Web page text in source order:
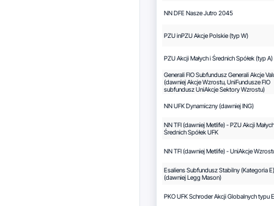
NN DFE Nasze Jutro 2045
PZU inPZU Akcje Polskie (typ W)
PZU Akcji Małych i Średnich Spółek (typ A)
Generali FIO Subfundusz Generali Akcje
(dawniej Akcje Wzrostu, UniFundusze FIO
subfundusz UniAkcje Sektory Wzrostu)
NN UFK Dynamiczny (dawniej ING)
NN TFI (dawniej Metlife) - PZU Akcji
Średnich Spółek UFK
NN TFI (dawniej Metlife) - UniAkcje
Esaliens Subfundusz Stabilny (Kategoria E)
(dawniej Legg Mason)
PKO UFK Schroder Akcji Globalnych typu